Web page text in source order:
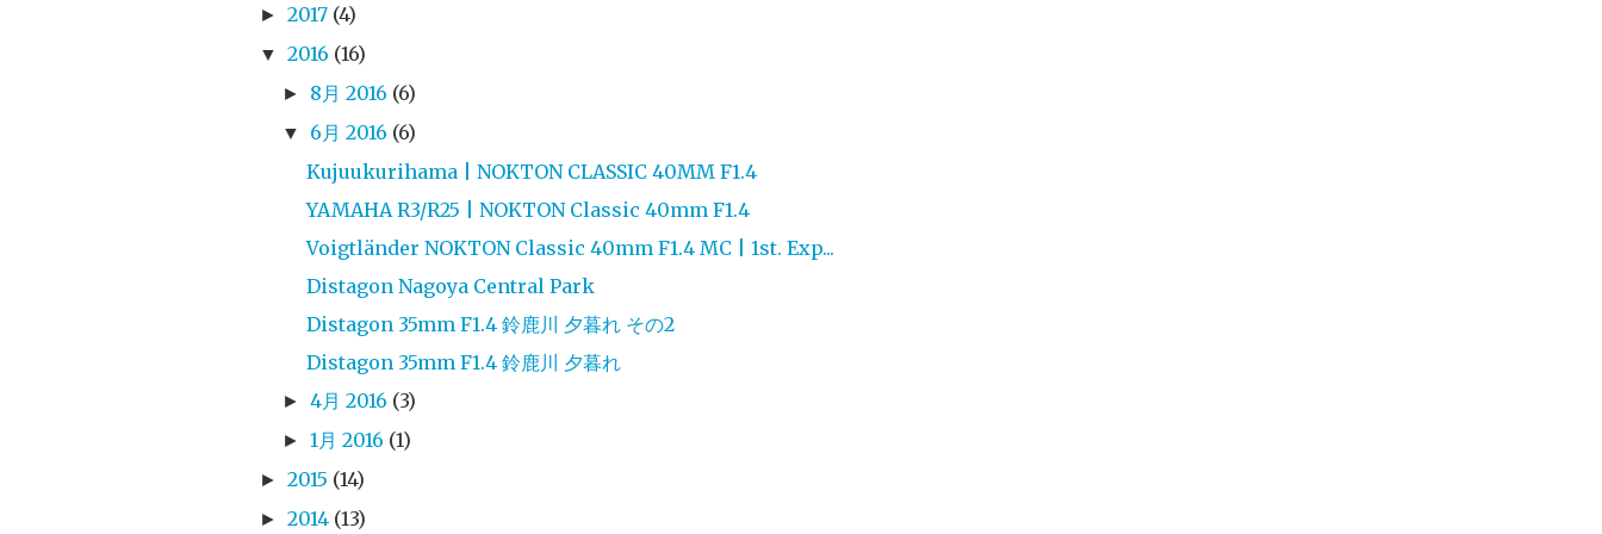
► 2017 (4)
▼ 2016 (16)
► 8月 2016 (6)
▼ 6月 2016 (6)
Kujuukurihama | NOKTON CLASSIC 40MM F1.4
YAMAHA R3/R25 | NOKTON Classic 40mm F1.4
Voigtländer NOKTON Classic 40mm F1.4 MC | 1st. Exp...
Distagon Nagoya Central Park
Distagon 35mm F1.4 鈴鹿川 夕暮れ その2
Distagon 35mm F1.4 鈴鹿川 夕暮れ
►4月 2016 (3)
►1月 2016 (1)
► 2015 (14)
► 2014 (13)